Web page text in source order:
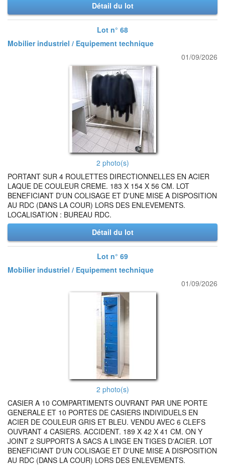
Détail du lot
Lot n° 68
Mobilier industriel / Equipement technique
01/09/2026
2 photo(s)
PORTANT SUR 4 ROULETTES DIRECTIONNELLES EN ACIER
LAQUE DE COULEUR CREME. 183 X 154 X 56 CM. LOT
BENEFICIANT D'UN COLISAGE ET D'UNE MISE A DISPOSITION
AU RDC (DANS LA COUR) LORS DES ENLEVEMENTS.
LOCALISATION : BUREAU RDC.
Détail du lot
Lot n° 69
Mobilier industriel / Equipement technique
01/09/2026
2 photo(s)
CASIER A 10 COMPARTIMENTS OUVRANT PAR UNE PORTE
GENERALE ET 10 PORTES DE CASIERS INDIVIDUELS EN
ACIER DE COULEUR GRIS ET BLEU. VENDU AVEC 6 CLEFS
OUVRANT 4 CASIERS. ACCIDENT. 189 X 42 X 41 CM. ON Y
JOINT 2 SUPPORTS A SACS A LINGE EN TIGES D'ACIER. LOT
BENEFICIANT D'UN COLISAGE ET D'UNE MISE A DISPOSITION
AU RDC (DANS LA COUR) LORS DES ENLEVEMENTS.